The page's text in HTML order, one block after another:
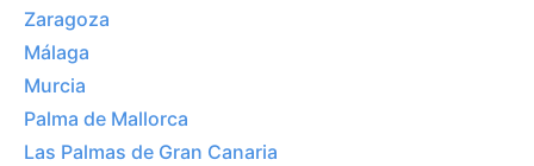
Zaragoza
Málaga
Murcia
Palma de Mallorca
Las Palmas de Gran Canaria